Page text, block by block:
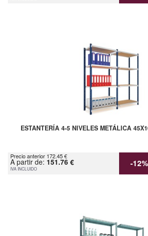
ESTANTERÍA 4-5 NIVELES METÁLICA
Precio anterior 172.45 €
A partir de: 151.76 €
IVA INCLUIDO -12%